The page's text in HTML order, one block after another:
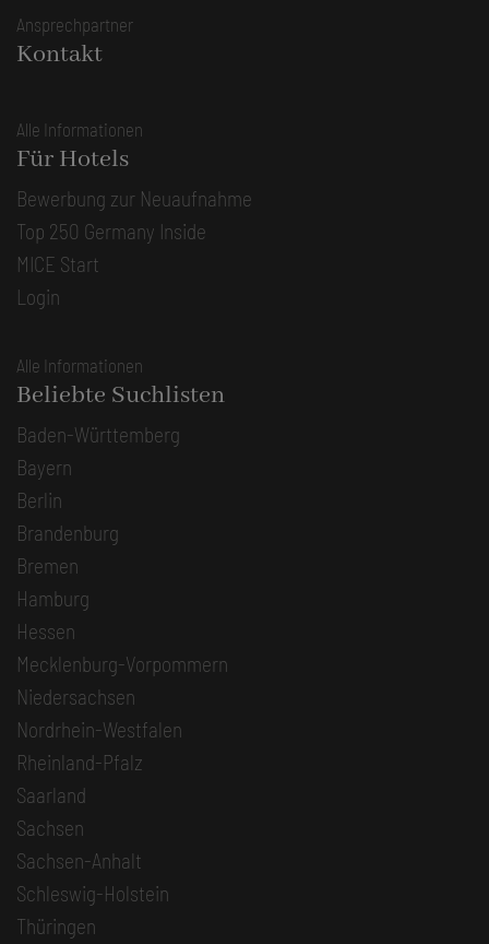
Ansprechpartner
Kontakt
Alle Informationen
Für Hotels
Bewerbung zur Neuaufnahme
Top 250 Germany Inside
MICE Start
Login
Alle Informationen
Beliebte Suchlisten
Baden-Württemberg
Bayern
Berlin
Brandenburg
Bremen
Hamburg
Hessen
Mecklenburg-Vorpommern
Niedersachsen
Nordrhein-Westfalen
Rheinland-Pfalz
Saarland
Sachsen
Sachsen-Anhalt
Schleswig-Holstein
Thüringen